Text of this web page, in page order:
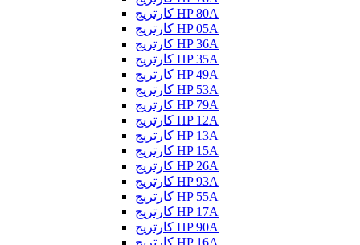
کارتریج HP 80A
کارتریج HP 05A
کارتریج HP 36A
کارتریج HP 35A
کارتریج HP 49A
کارتریج HP 53A
کارتریج HP 79A
کارتریج HP 12A
کارتریج HP 13A
کارتریج HP 15A
کارتریج HP 26A
کارتریج HP 93A
کارتریج HP 55A
کارتریج HP 17A
کارتریج HP 90A